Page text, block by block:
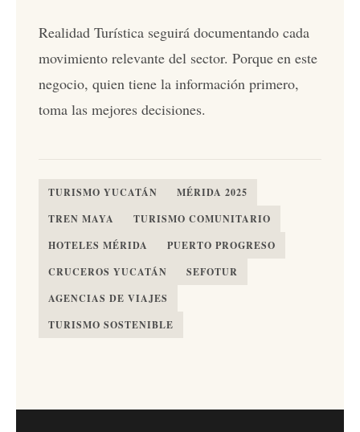
Realidad Turística seguirá documentando cada
movimiento relevante del sector. Porque en este
negocio, quien tiene la información primero,
toma las mejores decisiones.
TURISMO YUCATÁN
MÉRIDA 2025
TREN MAYA
TURISMO COMUNITARIO
HOTELES MÉRIDA
PUERTO PROGRESO
CRUCEROS YUCATÁN
SEFOTUR
AGENCIAS DE VIAJES
TURISMO SOSTENIBLE